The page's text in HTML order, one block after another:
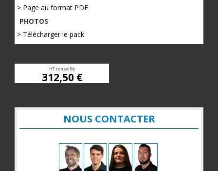
> Page au format PDF
PHOTOS
> Télécharger le pack
HT conseillé
312,50 €
NOUS CONTACTER